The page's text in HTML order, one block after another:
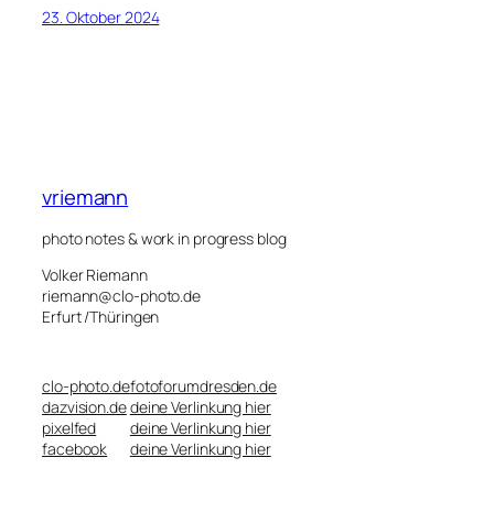
23. Oktober 2024
vriemann
photo notes & work in progress blog
Volker Riemann
riemann@clo-photo.de
Erfurt /Thüringen
clo-photo.de
dazvision.de
pixelfed
facebook
fotoforumdresden.de
deine Verlinkung hier
deine Verlinkung hier
deine Verlinkung hier